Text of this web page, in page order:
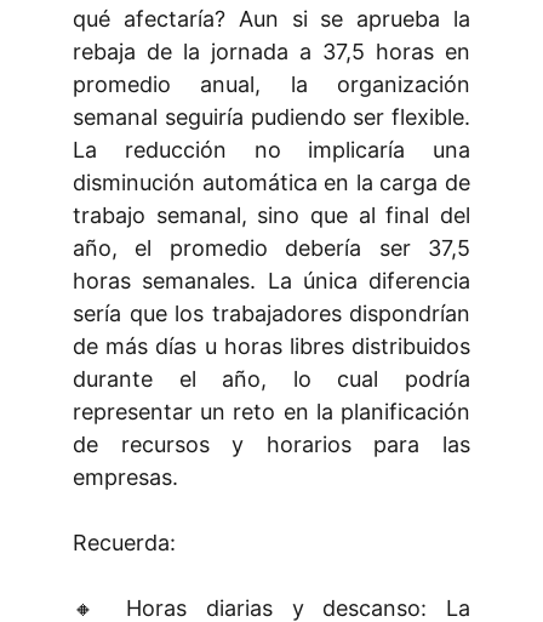
qué afectaría? Aun si se aprueba la
rebaja de la jornada a 37,5 horas en
promedio anual, la organización
semanal seguiría pudiendo ser flexible.
La reducción no implicaría una
disminución automática en la carga de
trabajo semanal, sino que al final del
año, el promedio debería ser 37,5
horas semanales. La única diferencia
sería que los trabajadores dispondrían
de más días u horas libres distribuidos
durante el año, lo cual podría
representar un reto en la planificación
de recursos y horarios para las
empresas.
Recuerda:
🔸 Horas diarias y descanso: La